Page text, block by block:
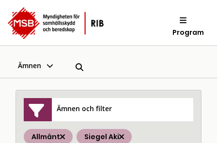
Program
Ämnen
Ämnen och filter
Allmänt Siegel Aki